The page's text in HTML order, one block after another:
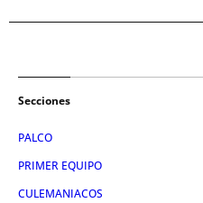
Secciones
PALCO
PRIMER EQUIPO
CULEMANIACOS